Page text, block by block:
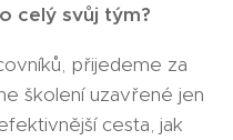
celý svůj tým?
přijedeme za
školení uzavřené jen
cesta, jak